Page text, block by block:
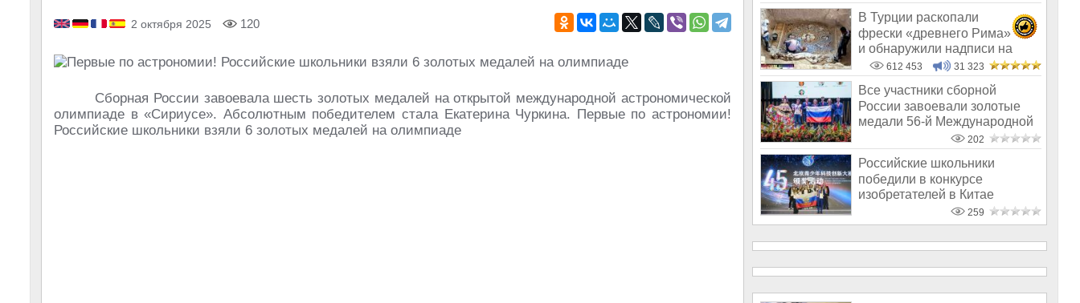
2 октября 2025 120
Сборная России завоевала шесть золотых медалей на открытой международной астрономической
олимпиаде в «Сириусе». Абсолютным победителем стала Екатерина Чуркина. Первые по астрономии!
Российские школьники взяли 6 золотых медалей на олимпиаде
В Турции раскопали
фрески «древнего Рима»
и обнаружили надписи на
Русском!
612 453 31 323
Все участники сборной
России завоевали золотые
медали 56-й Международной
202
Российские школьники
победили в конкурсе
изобретателей в Китае
259